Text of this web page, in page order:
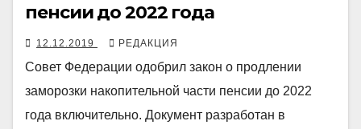
пенсии до 2022 года
12.12.2019 РЕДАКЦИЯ
Совет Федерации одобрил закон о продлении
заморозки накопительной части пенсии до 2022
года включительно. Документ разработан в